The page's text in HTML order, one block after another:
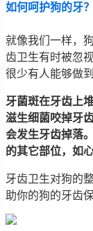
如何呵护狗的牙？
就像我们一样，
齿卫生有时被忽
很少有人能够做
牙菌斑在牙齿上
滋生细菌咬掉牙
会发生牙齿掉落
的其它部位，如
牙齿卫生对狗的
助你的狗的牙齿